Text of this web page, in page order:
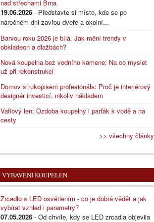
nad střechami Brna
19.06.2026 - Představte si místo, kde se po
náročném dni zavřou dveře a okolní...
Barvou roku 2026 je bílá. Jak mění trendy v
obkladech a dlažbách?
Nová koupelna bez vodního kamene: Na co myslet
už při rekonstrukci
Domov s rukopisem profesionála: Proč je interiérový
designér investicí, nikoliv nákladem
Vaflový len: Ozdoba koupelny i parťák k vodě a na
cesty
>> všechny články
VYBAVENÍ KOUPELEN
Zrcadlo s LED osvětlením - co je dobré vědět a jak
vybírat vzhled i parametry?
07.05.2026 - Od chvíle, kdy se LED zrcadla objevila